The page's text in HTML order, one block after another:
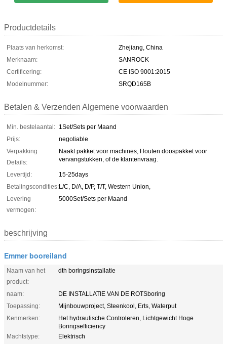
Productdetails
Plaats van herkomst:
Zhejiang, China
Merknaam:
SANROCK
Certificering:
CE ISO 9001:2015
Modelnummer:
SRQD165B
Betalen & Verzenden Algemene voorwaarden
Min. bestelaantal: 1Set/Sets per Maand
Prijs:
negotiable
Verpakking
Details:
Naakt pakket voor machines, Houten doospakket voor
vervangstukken, of de klantenvraag.
Levertijd:
15-25days
Betalingscondities:L/C, D/A, D/P, T/T, Western Union,
Levering
vermogen:
5000Set/Sets per Maand
beschrijving
Emmer booreiland
Naam van het
product:
dth boringsinstallatie
naam:
DE INSTALLATIE VAN DE ROTSboring
Toepassing:
Mijnbouwproject, Steenkool, Erts, Waterput
Kenmerken:
Het hydraulische Controleren, Lichtgewicht Hoge
Boringsefficiency
Machtstype:
Elektrisch